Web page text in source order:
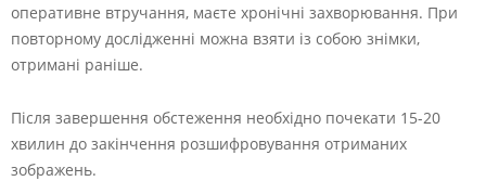
оперативне втручання, маєте хронічні захворювання. При
повторному дослідженні можна взяти із собою знімки,
отримані раніше.
Після завершення обстеження необхідно почекати 15-20
хвилин до закінчення розшифровування отриманих
зображень.